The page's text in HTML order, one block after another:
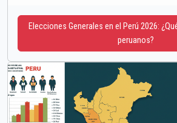
Elecciones Generales en el Perú 2026:
peruanos?